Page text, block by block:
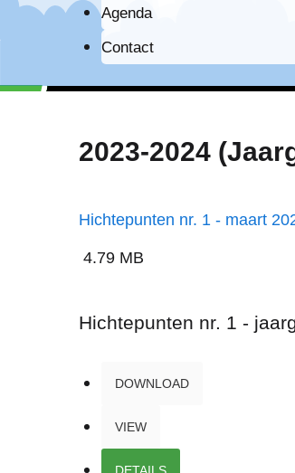
Agenda
Contact
2023-2024
Hichtepunten nr. 1 - maart
4.79 MB
Hichtepunten nr. 1 -
DOWNLOAD
VIEW